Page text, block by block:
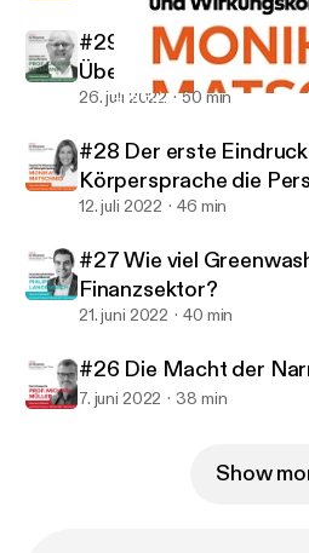
#28 Der erste Eindruck zählt
#29 Nachhaltigkeit –
Überforderung?
26. juli 2022 50 min
#28 Der erste
Körpersprache die
12. juli 2022 46 min
#27 Wie viel
Finanzsektor?
21. juni 2022 40 min
#26 Die Macht der
7. juni 2022 38 min
Show